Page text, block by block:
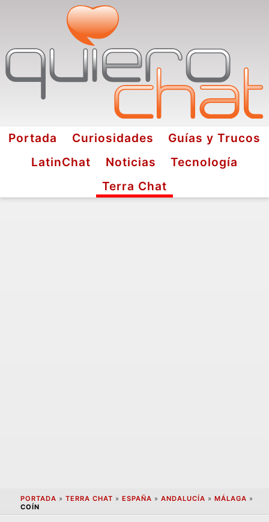
Portada Curiosidades
Guías y Trucos
LatinChat
Noticias
Tecnología
Terra Chat
PORTADA » TERRA CHAT » ESPAÑA » ANDALUCÍA » MÁLAGA »
COÍN